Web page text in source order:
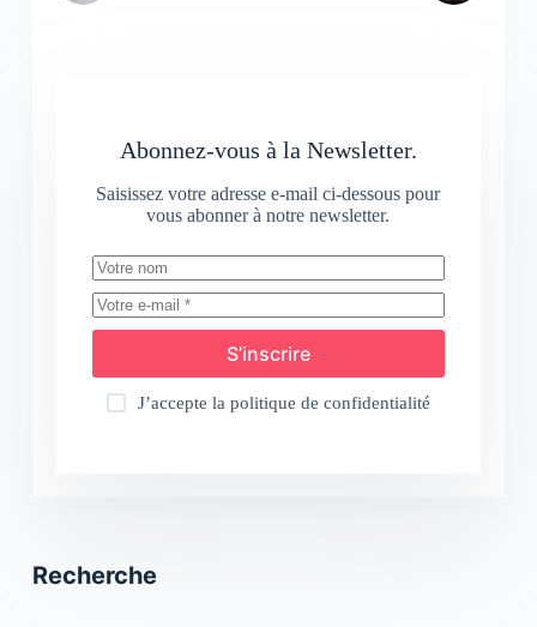
Abonnez-vous à la Newsletter.
Saisissez votre adresse e-mail ci-dessous pour
vous abonner à notre newsletter.
S’inscrire
J’accepte la politique de confidentialité
Recherche